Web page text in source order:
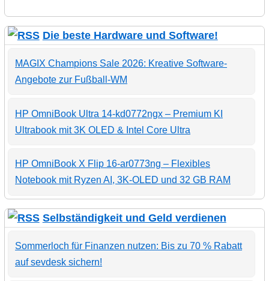
Die beste Hardware und Software!
MAGIX Champions Sale 2026: Kreative Software-
Angebote zur Fußball-WM
HP OmniBook Ultra 14-kd0772ngx – Premium KI
Ultrabook mit 3K OLED & Intel Core Ultra
HP OmniBook X Flip 16-ar0773ng – Flexibles
Notebook mit Ryzen AI, 3K-OLED und 32 GB RAM
Selbständigkeit und Geld verdienen
Sommerloch für Finanzen nutzen: Bis zu 70 % Rabatt
auf sevdesk sichern!